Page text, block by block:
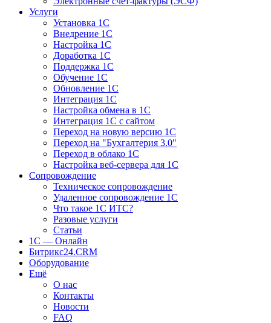
Услуги
Установка 1С
Внедрение 1С
Настройка 1С
Доработка 1С
Поддержка 1С
Обучение 1С
Обновление 1С
Интеграция 1С
Настройка обмена в 1С
Интеграция 1С с сайтом
Переход на новую версию 1С
Переход на "Бухгалтерия 3.0"
Переход в облако 1С
Настройка веб-сервера для 1С
Сопровождение
Техническое сопровождение
Удаленное сопровождение 1С
Что такое 1С ИТС?
Разовые услуги
Статьи
1С — Онлайн
Битрикс24.CRM
Оборудование
Ещё
О нас
Контакты
Новости
FAQ